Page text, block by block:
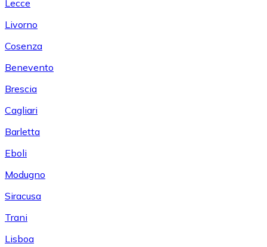
Lecce
Livorno
Cosenza
Benevento
Brescia
Cagliari
Barletta
Eboli
Modugno
Siracusa
Trani
Lisboa